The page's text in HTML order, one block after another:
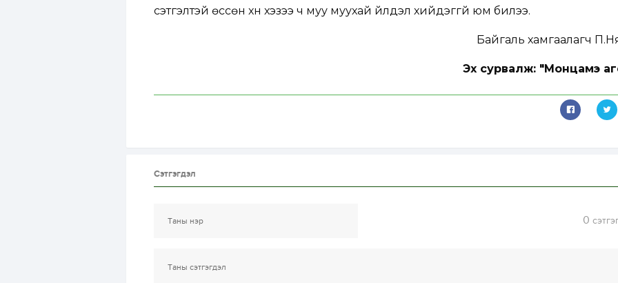
сэтгэлтэй өссөн хүн хэзээ ч муу муухай үйлдэл хийдэггүй юм билээ.
Байгаль хамгаалагч
Эх сурвалж: "Монцамэ
Сэтгэгдэл
0